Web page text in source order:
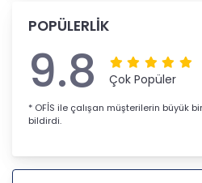
POPÜLERLİK
9.8 Çok Popüler
* OFİS ile çalışan müşterilerin büyük
bildirdi.